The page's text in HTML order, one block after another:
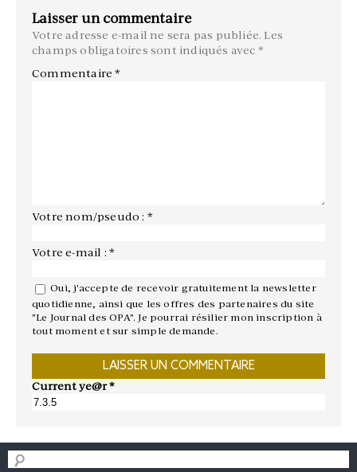
Laisser un commentaire
Votre adresse e-mail ne sera pas publiée. Les
champs obligatoires sont indiqués avec *
Commentaire*
Votre nom/pseudo : *
Votre e-mail : *
Oui, j'accepte de recevoir gratuitement la newsletter
quotidienne, ainsi que les offres des partenaires du site
"Le Journal des OPA". Je pourrai résilier mon inscription à
tout moment et sur simple demande.
Current ye@r*